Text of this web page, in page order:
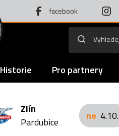
facebook
Historie Pro partnery
Zlín
Pardubice
ne 4.10.